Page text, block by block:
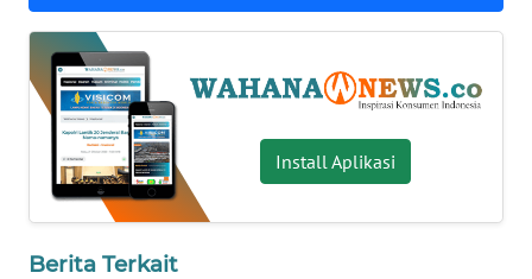
Install Aplikasi
Berita Terkait
WN
SULTRA
WN